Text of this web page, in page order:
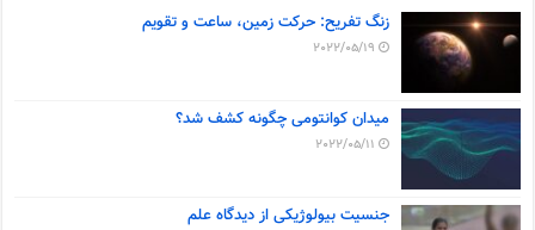
زنگ تفریح: حرکت زمین، ساعت و تقویم
2022/05/19
میدان کوانتومی چگونه کشف شد؟
2022/05/11
جنسیت بیولوژیکی از دیدگاه علم